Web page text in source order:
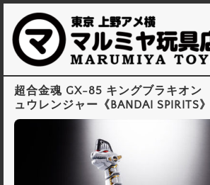
超合金魂 GX-85 キングブラキオ
ュウレンジャー《BANDAI SPIRITS